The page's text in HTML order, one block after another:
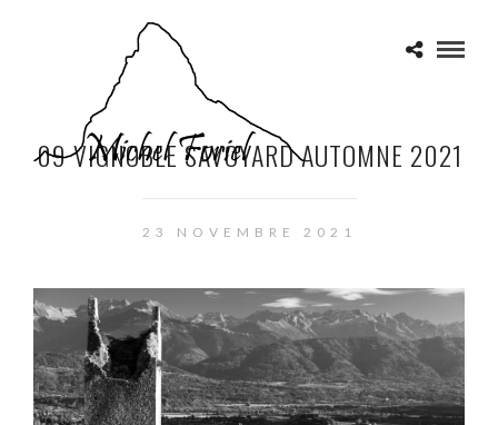
09 VIGNOBLE SAVOYARD AUTOMNE 2021
23 NOVEMBRE 2021